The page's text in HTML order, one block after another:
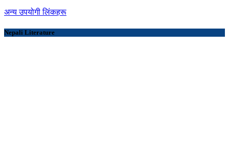
अन्य उपयोगी लिंकहरू
Nepali Literature